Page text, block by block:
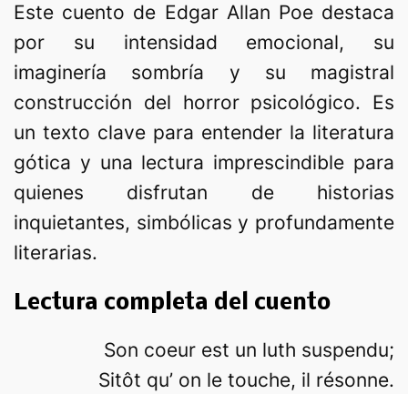
Este cuento de Edgar Allan Poe destaca
por su intensidad emocional, su
imaginería sombría y su magistral
construcción del horror psicológico. Es
un texto clave para entender la literatura
gótica y una lectura imprescindible para
quienes disfrutan de historias
inquietantes, simbólicas y profundamente
literarias.
Lectura completa del cuento
Son coeur est un luth suspendu;
Sitôt qu’ on le touche, il résonne.